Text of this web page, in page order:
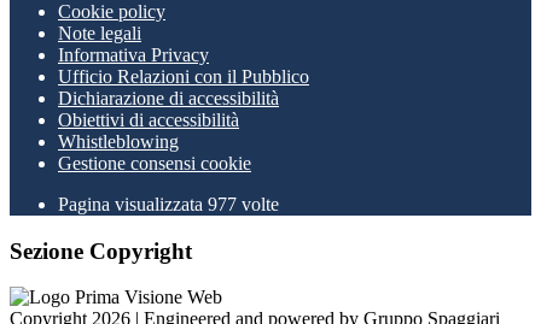
Cookie policy
Note legali
Informativa Privacy
Ufficio Relazioni con il Pubblico
Dichiarazione di accessibilità
Obiettivi di accessibilità
Whistleblowing
Gestione consensi cookie
Pagina visualizzata 977 volte
Sezione Copyright
Copyright 2026 | Engineered and powered by Gruppo Spaggiari